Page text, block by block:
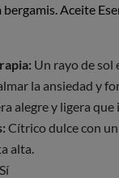
Aceite
Un rayo de sol
la ansiedad y
alegre y ligera
Cítrico dulce con
alta.
Sí